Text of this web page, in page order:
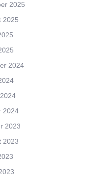
2025
2025
2024
2024
2023
2023